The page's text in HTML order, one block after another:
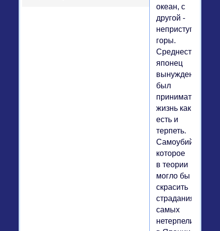
океан, с
другой -
неприступные
горы.
японец
вынужден
был
принимать
жизнь как
есть и
терпеть.
Самоубийство,
которое
в теории
могло бы
скрасить
страдания
самых
нетерпеливых,